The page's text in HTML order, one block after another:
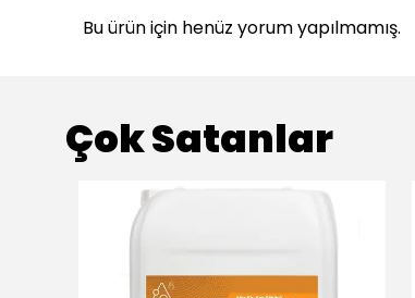
Bu ürün için henüz yorum yapılmamış.
Çok Satanlar